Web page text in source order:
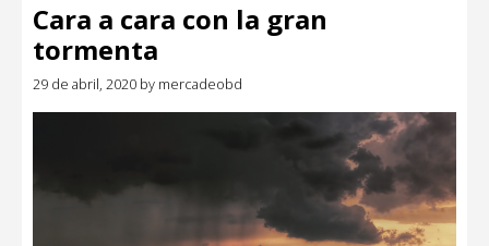
Cara a cara con la gran
tormenta
29 de abril, 2020 by mercadeobd